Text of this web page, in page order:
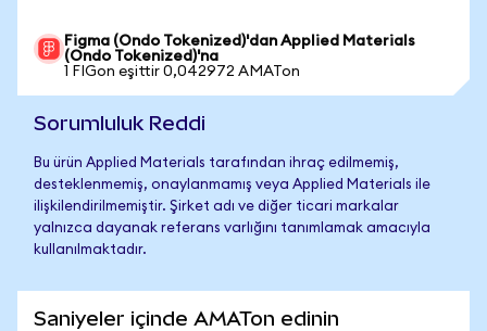
Figma (Ondo Tokenized)'dan Applied Materials
(Ondo Tokenized)'na
1 FIGon eşittir 0,042972 AMATon
Sorumluluk Reddi
Bu ürün Applied Materials tarafından ihraç edilmemiş,
desteklenmemiş, onaylanmamış veya Applied Materials ile
ilişkilendirilmemiştir. Şirket adı ve diğer ticari markalar
yalnızca dayanak referans varlığını tanımlamak amacıyla
kullanılmaktadır.
Saniyeler içinde AMATon edinin